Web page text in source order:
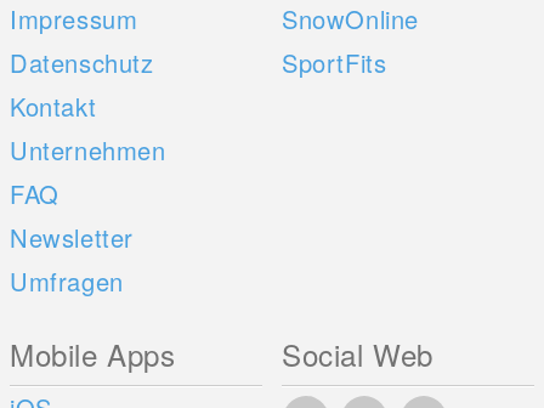
Impressum
Datenschutz
Kontakt
Unternehmen
FAQ
Newsletter
Umfragen
SnowOnline
SportFits
Mobile Apps Social Web